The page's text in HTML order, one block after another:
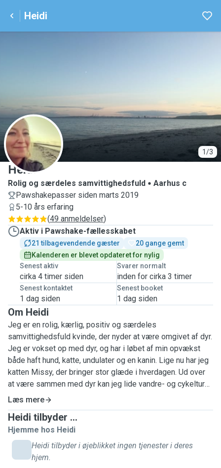
Heidi
1/3
H
Heidi
Rolig og særdeles samvittighedsfuld
Aarhus c
Pawshakepasser siden marts 2019
5-10 års erfaring
(49 anmeldelser)
Aktiv i Pawshake-fællesskabet
21 tilbagevendende gæster
20 gange gemt
Kalenderen er blevet opdateret for nylig
Senest aktiv
cirka 4 timer siden
Svarer normalt
inden for cirka 3 timer
Senest kontaktet
1 dag siden
Senest booket
1 dag siden
Om Heidi
Jeg er en rolig, kærlig, positiv og særdeles
samvittighedsfuld kvinde, der nyder at være omgivet af dyr.
Jeg er vokset op med dyr, og har i løbet af min opvækst
både haft hund, katte, undulater og en kanin. Lige nu har jeg
katten Missy, der bringer stor glæde i hverdagen. Ud over
at være sammen med dyr kan jeg lide vandre- og cykelture i
naturen. Jeg bor tæt ved skov og strand, hvilket jeg til
dagligt benytter mig meget af. Jeg kan tilbyde nærvær,
kælen, leg og opmærksomhed til dit kæledyr. Har du hund
kan jeg også tilbyde lange gåture. Når dit kæledyr bliver
passet af mig, vil det blivet passet godt på, snakket og
kælet meget med. Det vil selvfølgelig også blive passet
Læs mere
Heidi tilbyder ...
Hjemme hos Heidi
Heidi tilbyder i øjeblikket ingen tjenester i deres
hjem.